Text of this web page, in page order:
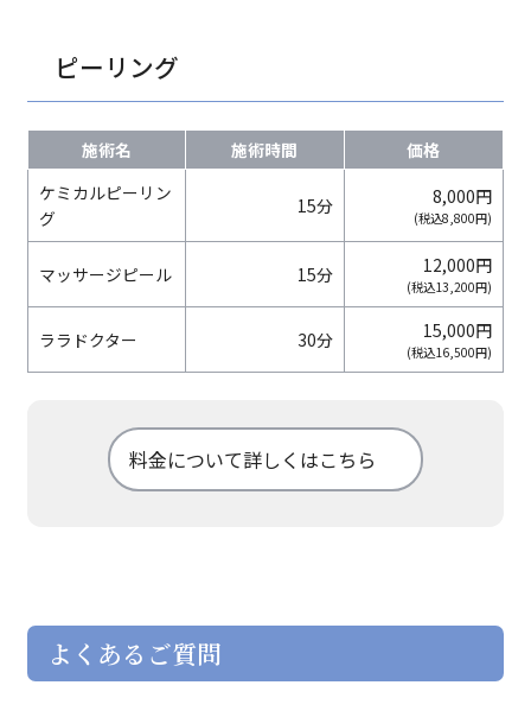
ピーリング
施術名 施術時間
価格
ケミカルピーリン
グ
15分 8,000円
(税込8,800円)
マッサージピール 15分 12,000円
(税込13,200円)
ララドクター 30分 15,000円
(税込16,500円)
料金について詳しくはこちら
よくあるご質問